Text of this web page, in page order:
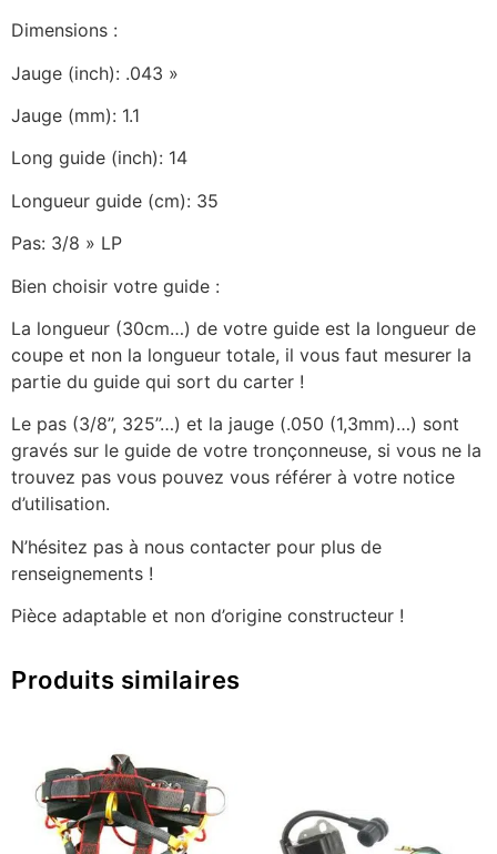
Dimensions :
Jauge (inch): .043 »
Jauge (mm): 1.1
Long guide (inch): 14
Longueur guide (cm): 35
Pas: 3/8 » LP
Bien choisir votre guide :
La longueur (30cm…) de votre guide est la longueur de
coupe et non la longueur totale, il vous faut mesurer la
partie du guide qui sort du carter !
Le pas (3/8’’, 325’’…) et la jauge (.050 (1,3mm)…) sont
gravés sur le guide de votre tronçonneuse, si vous ne la
trouvez pas vous pouvez vous référer à votre notice
d’utilisation.
N’hésitez pas à nous contacter pour plus de
renseignements !
Pièce adaptable et non d’origine constructeur !
Produits similaires